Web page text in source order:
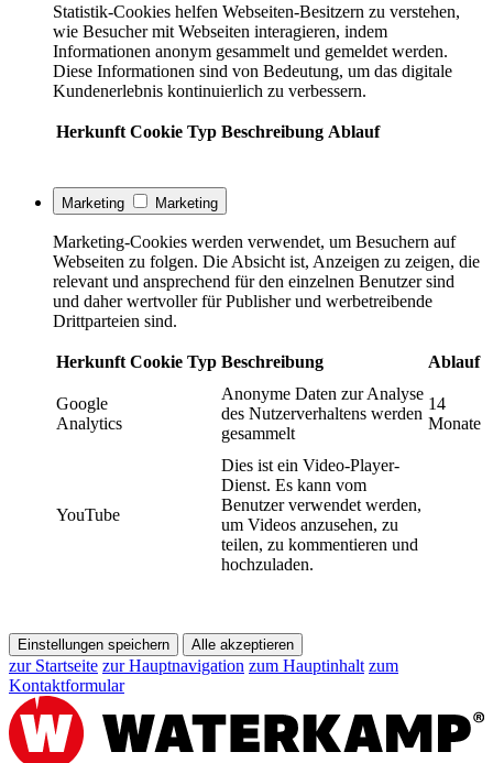
Statistik-Cookies helfen Webseiten-Besitzern zu verstehen,
wie Besucher mit Webseiten interagieren, indem
Informationen anonym gesammelt und gemeldet werden.
Diese Informationen sind von Bedeutung, um das digitale
Kundenerlebnis kontinuierlich zu verbessern.
Herkunft Cookie Typ Beschreibung Ablauf
Marketing Marketing
Marketing-Cookies werden verwendet, um Besuchern auf
Webseiten zu folgen. Die Absicht ist, Anzeigen zu zeigen, die
relevant und ansprechend für den einzelnen Benutzer sind
und daher wertvoller für Publisher und werbetreibende
Drittparteien sind.
Herkunft Cookie Typ Beschreibung Ablauf
Google
Analytics
Anonyme Daten zur Analyse
des Nutzerverhaltens werden
gesammelt
14
Monate
YouTube
Dies ist ein Video-Player-
Dienst. Es kann vom
Benutzer verwendet werden,
um Videos anzusehen, zu
teilen, zu kommentieren und
hochzuladen.
Einstellungen speichern Alle akzeptieren
zur Startseite zur Hauptnavigation zum Hauptinhalt zum
Kontaktformular